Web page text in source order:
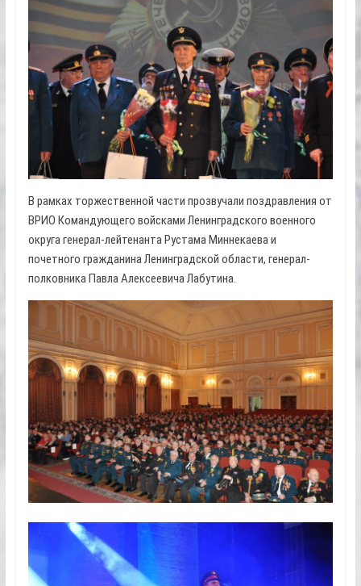
В рамках торжественной части прозвучали поздравления от
ВРИО Командующего войсками Ленинградского военного
округа генерал-лейтенанта Рустама Миннекаева и
почетного гражданина Ленинградской области, генерал-
полковника Павла Алексеевича Лабутина.